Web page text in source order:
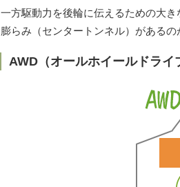
一方駆動力を後輪に伝えるための大
膨らみ（センタートンネル）があるの
AWD（オールホイールドライ